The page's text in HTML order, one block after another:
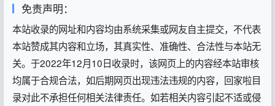
免责声明：
本站收录的网址和内容均由系统采集或网友自主提交，不代表
本站赞成其内容和立场，其真实性、准确性、合法性与本站无
关。于2022年12月10日收录时，该网页上的内容经本站审核
均属于合规合法，如后期网页出现违法违规的内容，回家啦目
录对此不承担任何相关法律责任。如若相关内容引起不适或侵